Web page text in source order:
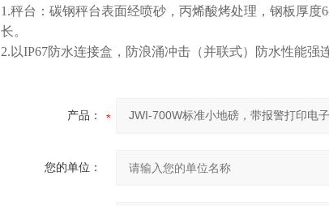
1.秤台：碳钢秤台表面经喷砂，丙烯酸烤处理，钢板厚
长。
2.以IP67防水连接盒，防浪涌冲击（并联式）防水性能强
产品：
您的单位：